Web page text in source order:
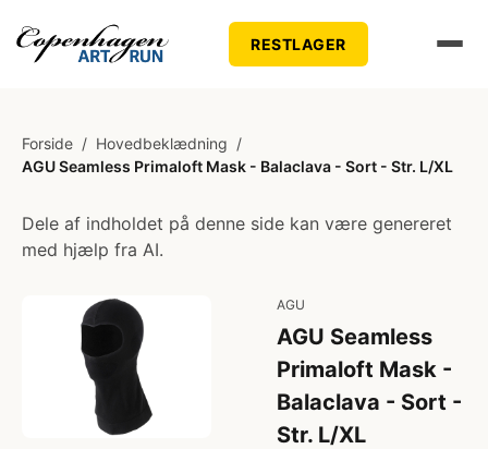
RESTLAGER
Forside / Hovedbeklædning /
AGU Seamless Primaloft Mask - Balaclava - Sort - Str. L/XL
Dele af indholdet på denne side kan være genereret
med hjælp fra AI.
AGU
AGU Seamless
Primaloft Mask -
Balaclava - Sort -
Str. L/XL